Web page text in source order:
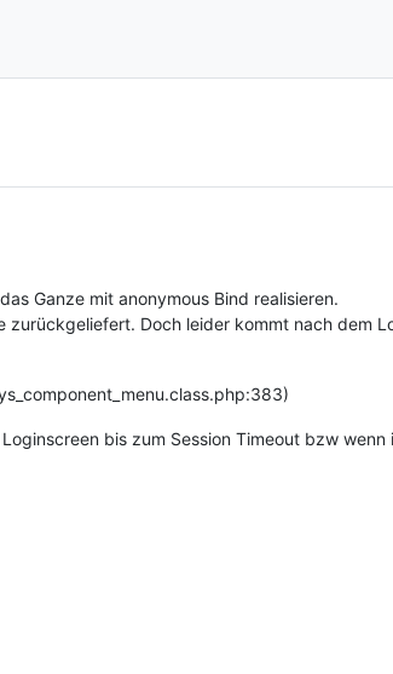
Ganze mit anonymous Bind realisieren.
Doch leider kommt nach dem
bis zum Session Timeout bzw wenn